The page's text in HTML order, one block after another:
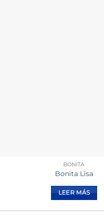
BONITA
Bonita Lisa
LEER MÁS